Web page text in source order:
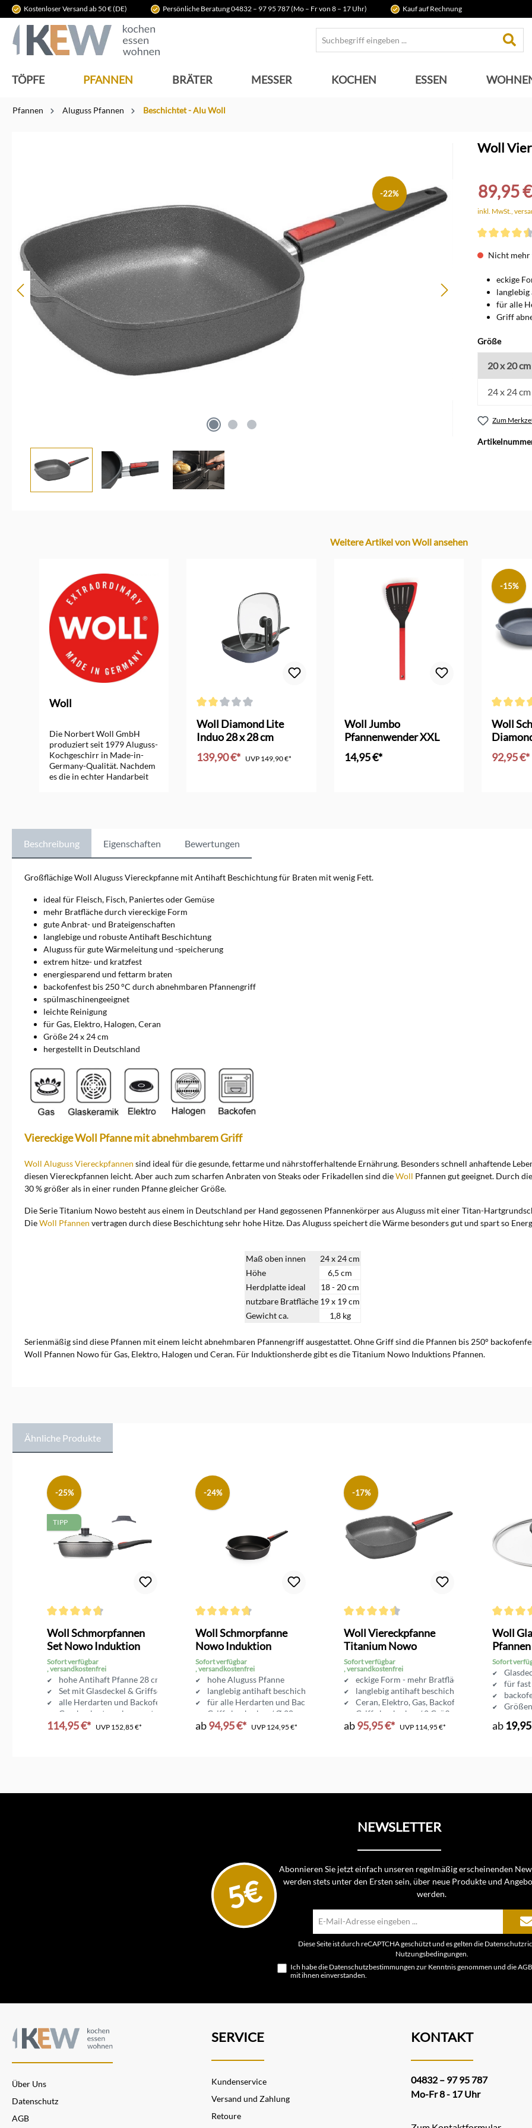
Zur Hauptnavigation springen
Kostenloser Versand ab 50 € (DE) Persönliche Beratung 04832 – 97 95 787 (Mo – Fr von 8 – 17 Uhr) Kauf auf Rechnung
TÖPFE PFANNEN BRÄTER MESSER KOCHEN ESSEN
Pfannen Aluguss Pfannen Beschichtet - Alu Woll
-22%
Woll
89,95
inkl. MwSt.,
Nicht
eckige
für alle
Griff
Größe
20 x 20 cm
24 x 24 cm
Zum
Weitere Artikel von Woll ansehen
Woll
Die Norbert Woll GmbH
produziert seit 1979 Aluguss-
Kochgeschirr in Made-in-
Germany-Qualität. Nachdem
es die in echter Handarbeit
produziert Woll die
hochwertigeren Aluguss-
Kochgeschirr-Serien Nowo,
Induction Line und Logic nun
auch für den Fachhandel.
Damit besonders haltbares
Kochgeschirr entsteht, wird
der Aluguss auch heute noch
in Deutschland in Handarbeit
hergestellt. Diese Art der
Produktion ermöglicht es
Woll, sehr stabile
Sie enthalten keine
qualitätsmindernden
Lufteinschlüsse. Das Kochen
und Braten gelingt dadurch
besonders gleichmäßig,
schnell und energiesparend.
Woll Diamond Lite
Induo 28 x 28 cm
139,90 €* UVP 149,90 €*
Woll Jumbo
Pfannenwender XXL
14,95 €*
-15%
Woll
cm
92,95 €*
Beschreibung Eigenschaften Bewertungen
Großflächige Woll Aluguss Viereckpfanne mit Antihaft Beschichtung für Braten mit wenig Fett.
ideal für Fleisch, Fisch, Paniertes oder Gemüse
mehr Bratfläche durch viereckige Form
gute Anbrat- und Brateigenschaften
langlebige und robuste Antihaft Beschichtung
Aluguss für gute Wärmeleitung und -speicherung
extrem hitze- und kratzfest
energiesparend und fettarm braten
backofenfest bis 250 °C durch abnehmbaren Pfannengriff
spülmaschinengeeignet
leichte Reinigung
für Gas, Elektro, Halogen, Ceran
Größe 24 x 24 cm
hergestellt in Deutschland
Viereckige Woll Pfanne mit abnehmbarem Griff
Woll Aluguss Viereckpfannen sind ideal für die gesunde, fettarme und nährstofferhaltende Ernährung. Besonders schnell anhaftende
diesen Viereckpfannen leicht. Aber auch zum scharfen Anbraten von Steaks oder Frikadellen sind dieWoll Pfannen gut geeignet. Durch
30 % größer als in einer runden Pfanne gleicher Größe.
Die Serie Titanium Nowo besteht aus einem in Deutschland per Hand gegossenen Pfannenkörper aus Aluguss mit einer Titan-
DieWoll Pfannen vertragen durch diese Beschichtung sehr hohe Hitze. Das Aluguss speichert die Wärme besonders gut und spart so
Maß oben innen
24 x 24 cm
Höhe
6,5 cm
Herdplatte ideal
18 - 20 cm
nutzbare Bratfläche 19 x 19 cm
Gewicht ca.
1,8 kg
Serienmäßig sind diese Pfannen mit einem leicht abnehmbaren Pfannengriff ausgestattet. Ohne Griff sind die Pfannen bis 250°
Woll Pfannen Nowo für Gas, Elektro, Halogen und Ceran. Für Induktionsherde gibt es die Titanium Nowo Induktions Pfannen.
Ähnliche Produkte
-25%
TIPP
Woll Schmorpfannen
Set Nowo Induktion
Sofort verfügbar
, versandkostenfrei
hohe Antihaft Pfanne 28 cm
Set mit Glasdeckel & Griffschutz
alle Herdarten und Backofen
Geschenkset nur begrenzt erhältlich
114,95 €* UVP 152,85 €*
-24%
Woll Schmorpfanne
Nowo Induktion
Sofort verfügbar
, versandkostenfrei
hohe Aluguss Pfanne
langlebig antihaft beschichtet
für alle Herdarten und Backofen
Griff abnehmbar / Ø 28 cm
ab94,95 €* UVP 124,95 €*
-17%
Woll Viereckpfanne
Titanium Nowo
Sofort verfügbar
, versandkostenfrei
eckige Form - mehr Bratfläche
langlebig antihaft beschichtet
Ceran, Elektro, Gas, Backofen
Griff abnehmbar / 2 Größen erhältlich
ab95,95 €* UVP 114,95 €*
Woll
Sofort
für fast
ab
NEWSLETTER
5€
Abonnieren Sie jetzt einfach unseren regelmäßig erscheinenden
werden stets unter den Ersten sein, über neue Produkte und
werden.
Mail-
Adresse*
Diese Seite ist durch reCAPTCHA geschützt und es gelten die
Nutzungsbedingungen
Ich habe die Datenschutzbestimmungen zur Kenntnis genommen und dieAGB
mit ihnen einverstanden.
Über Uns
Datenschutz
AGB
SERVICE
Kundenservice
Versand und Zahlung
Retoure
KONTAKT
04832 – 97 95 787
Mo-Fr 8 - 17 Uhr